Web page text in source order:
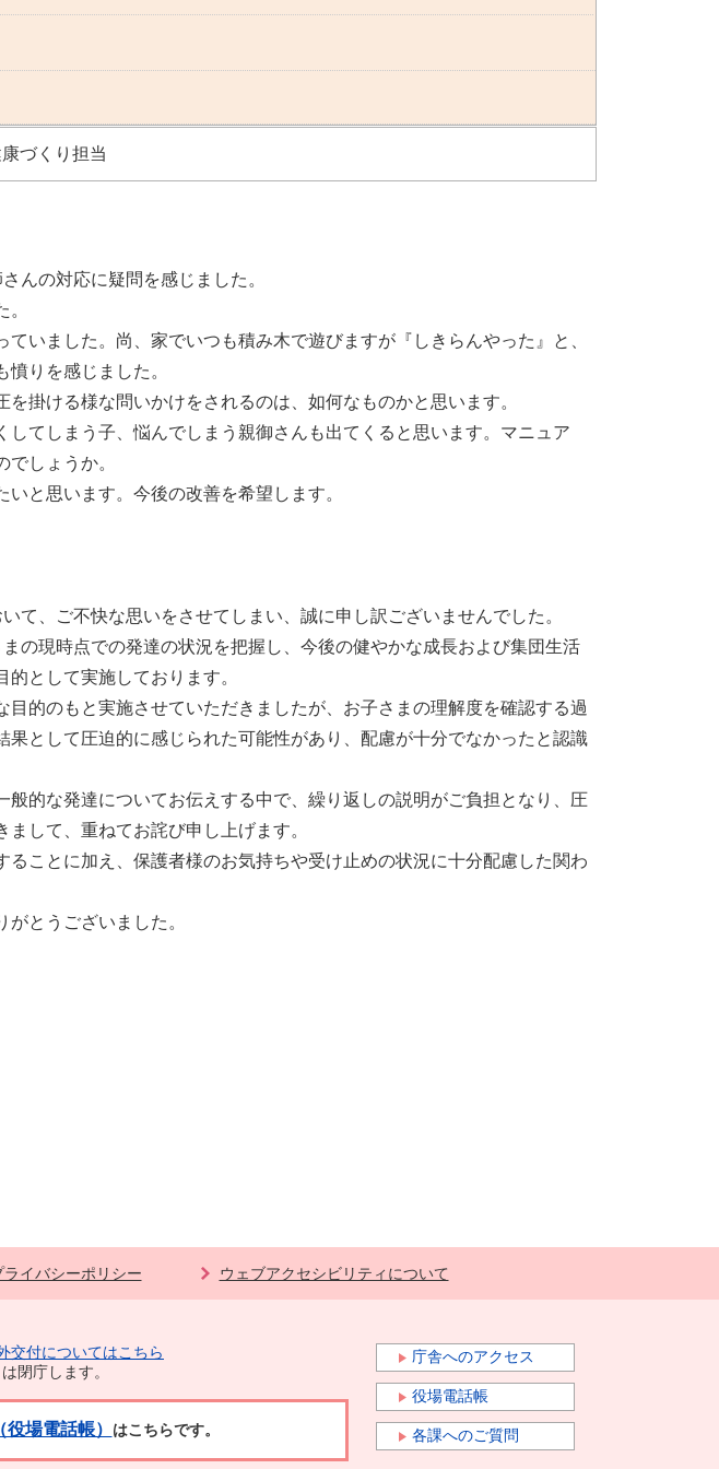
づくり担当
んの対応に疑問を感じました。
いました。尚、家でいつも積み木で遊びますが『しきらんやった』と、
りを感じました。
掛ける様な問いかけをされるのは、如何なものかと思います。
てしまう子、悩んでしまう親御さんも出てくると思います。マニュア
しょうか。
と思います。今後の改善を希望します。
て、ご不快な思いをさせてしまい、誠に申し訳ございませんでした。
の現時点での発達の状況を把握し、今後の健やかな成長および集団生活
として実施しております。
的のもと実施させていただきましたが、お子さまの理解度を確認する過
果として圧迫的に感じられた可能性があり、配慮が十分でなかったと認識
的な発達についてお伝えする中で、繰り返しの説明がご負担となり、圧
して、重ねてお詫び申し上げます。
ことに加え、保護者様のお気持ちや受け止めの状況に十分配慮した関わ
とうございました。
ライバシーポリシー ウェブアクセシビリティについて
交付についてはこちら
閉庁します。
場電話帳） はこちらです。
庁舎へのアクセス
役場電話帳
各課へのご質問